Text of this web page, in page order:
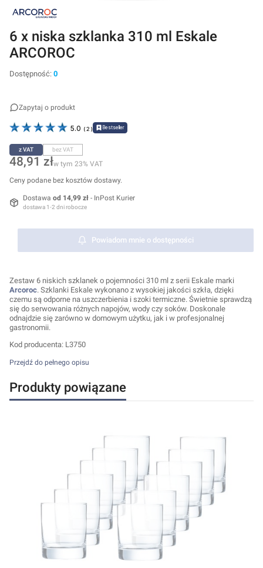
6 x niska szklanka 310 ml Eskale
ARCOROC
Dostępność: 0
Zapytaj o produkt
5.0 ( 2 ) Bestseller
z VAT bez VAT
Cena
48,91 złw tym 23% VAT
w tym 23% VAT
Ceny podane bez kosztów dostawy.
Dostawa od 14,99 zł - InPost Kurier
dostawa 1-2 dni robocze
Powiadom mnie o dostępności
Zestaw 6 niskich szklanek o pojemności 310 ml z serii Eskale marki
Arcoroc. Szklanki Eskale wykonano z wysokiej jakości szkła, dzięki
czemu są odporne na uszczerbienia i szoki termiczne. Świetnie sprawdzą
się do serwowania różnych napojów, wody czy soków. Doskonale
odnajdzie się zarówno w domowym użytku, jak i w profesjonalnej
gastronomii.
Kod producenta: L3750
Przejdź do pełnego opisu
Produkty powiązane